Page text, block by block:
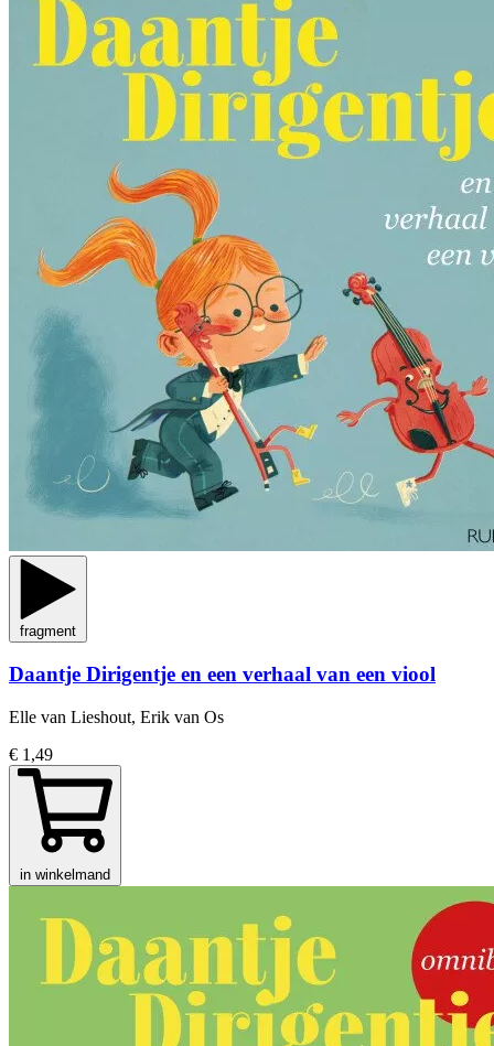
fragment
Daantje Dirigentje en een verhaal van een viool
Elle van Lieshout, Erik van Os
€ 1,49
in winkelmand